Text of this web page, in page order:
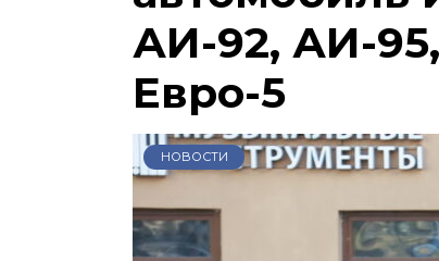
АИ-92, АИ-
Евро-5
НОВОСТИ